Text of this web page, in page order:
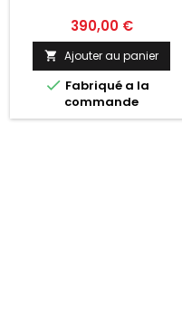
Prix
390,00 €
 Ajouter au panier
 Fabriqué a la
commande